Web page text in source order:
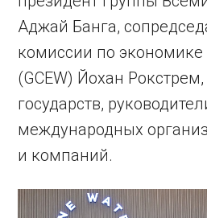
Аджай Банга,
комиссии по экономике
(GCEW) Йохан
государств,
международных
и компаний.